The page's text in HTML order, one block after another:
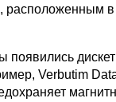
расположенным в
появились
Verbutim